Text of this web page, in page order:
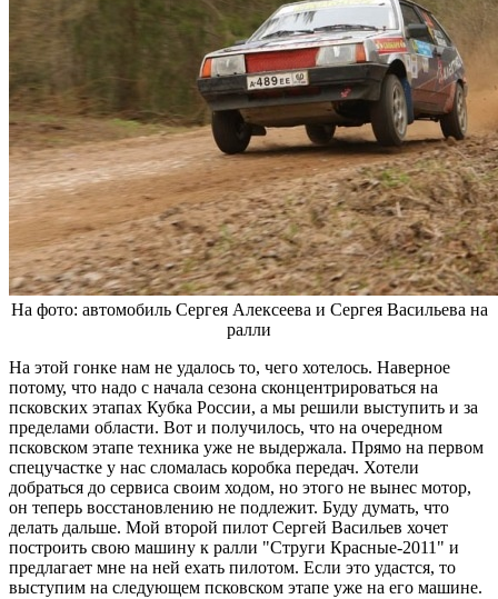
На фото: автомобиль Сергея Алексеева и Сергея Васильева на
ралли
На этой гонке нам не удалось то, чего хотелось. Наверное
потому, что надо с начала сезона сконцентрироваться на
псковских этапах Кубка России, а мы решили выступить и за
пределами области. Вот и получилось, что на очередном
псковском этапе техника уже не выдержала. Прямо на первом
спецучастке у нас сломалась коробка передач. Хотели
добраться до сервиса своим ходом, но этого не вынес мотор,
он теперь восстановлению не подлежит. Буду думать, что
делать дальше. Мой второй пилот Сергей Васильев хочет
построить свою машину к ралли "Струги Красные-2011" и
предлагает мне на ней ехать пилотом. Если это удастся, то
выступим на следующем псковском этапе уже на его машине.